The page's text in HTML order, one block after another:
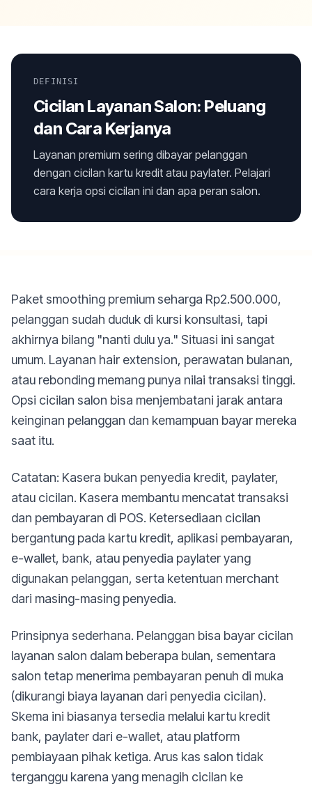
DEFINISI
Cicilan Layanan Salon: Peluang
dan Cara Kerjanya
Layanan premium sering dibayar pelanggan
dengan cicilan kartu kredit atau paylater. Pelajari
cara kerja opsi cicilan ini dan apa peran salon.
Paket smoothing premium seharga Rp2.500.000,
pelanggan sudah duduk di kursi konsultasi, tapi
akhirnya bilang "nanti dulu ya." Situasi ini sangat
umum. Layanan hair extension, perawatan bulanan,
atau rebonding memang punya nilai transaksi tinggi.
Opsi cicilan salon bisa menjembatani jarak antara
keinginan pelanggan dan kemampuan bayar mereka
saat itu.
Catatan: Kasera bukan penyedia kredit, paylater,
atau cicilan. Kasera membantu mencatat transaksi
dan pembayaran di POS. Ketersediaan cicilan
bergantung pada kartu kredit, aplikasi pembayaran,
e-wallet, bank, atau penyedia paylater yang
digunakan pelanggan, serta ketentuan merchant
dari masing-masing penyedia.
Prinsipnya sederhana. Pelanggan bisa bayar cicilan
layanan salon dalam beberapa bulan, sementara
salon tetap menerima pembayaran penuh di muka
(dikurangi biaya layanan dari penyedia cicilan).
Skema ini biasanya tersedia melalui kartu kredit
bank, paylater dari e-wallet, atau platform
pembiayaan pihak ketiga. Arus kas salon tidak
terganggu karena yang menagih cicilan ke